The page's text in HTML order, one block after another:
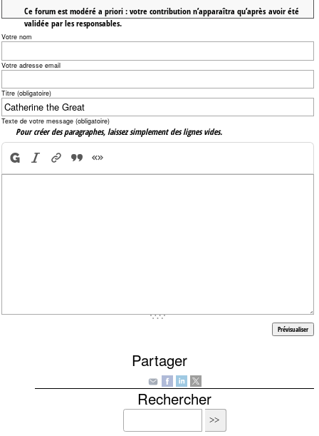
Ce forum est modéré a priori : votre contribution n’apparaîtra qu’après avoir été
validée par les responsables.
Votre nom
Votre adresse email
Titre (obligatoire)
Texte de votre message (obligatoire)
Pour créer des paragraphes, laissez simplement des lignes vides.
Partager
Rechercher